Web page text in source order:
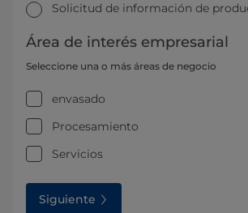
Solicitud de información de
Área de interés empresarial
Seleccione una o más áreas de negocio
envasado
Procesamiento
Servicios
Siguiente